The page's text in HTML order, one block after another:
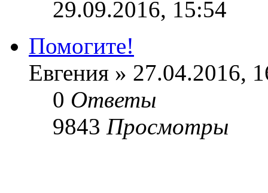
29.09.2016, 15:54
Помогите!
Евгения » 27.04.2016,
0 Ответы
9843 Просмотры